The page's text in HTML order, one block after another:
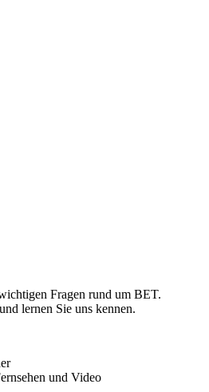
Fragen rund um BET.
lernen Sie uns kennen.
und Video